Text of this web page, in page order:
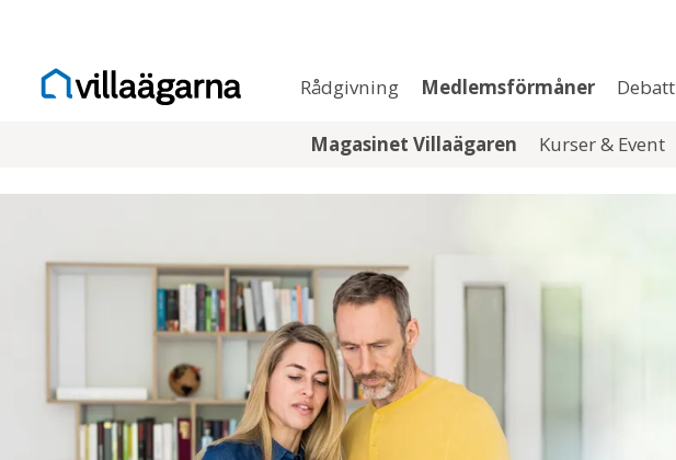
Rådgivning Medlemsförmåner Debatt
Magasinet Villaägaren Kurser & Event